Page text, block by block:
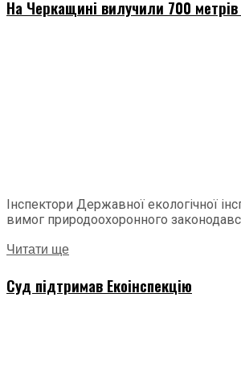
На Черкащині вилучили 700
Інспектори Державної екологічної
вимог природоохоронного
Читати ще
Суд підтримав Екоінспекцію